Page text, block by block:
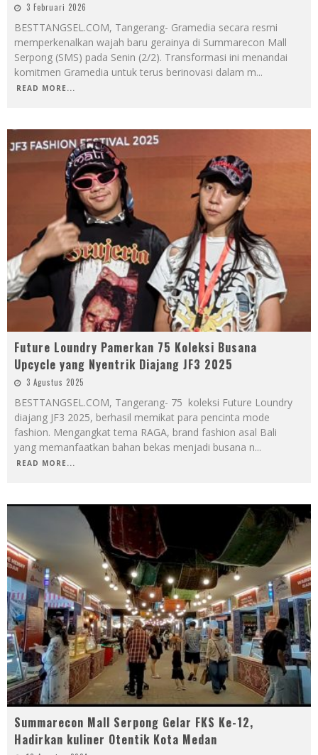
3 Februari 2026
BESTTANGSEL.COM, Tangerang- Gramedia secara resmi
memperkenalkan wajah baru gerainya di Summarecon Mall
Serpong (SMS) pada Senin (2/2). Transformasi ini menandai
komitmen Gramedia untuk terus berinovasi dalam m...
READ MORE...
Future Loundry Pamerkan 75 Koleksi Busana
Upcycle yang Nyentrik Diajang JF3 2025
3 Agustus 2025
BESTTANGSEL.COM, Tangerang- 75 koleksi Future Loundry
diajang JF3 2025, berhasil memikat para pencinta mode
fashion. Mengangkat tema RAGA, brand fashion asal Bali
yang memanfaatkan bahan bekas menjadi busana n...
READ MORE...
Summarecon Mall Serpong Gelar FKS Ke-12,
Hadirkan kuliner Otentik Kota Medan